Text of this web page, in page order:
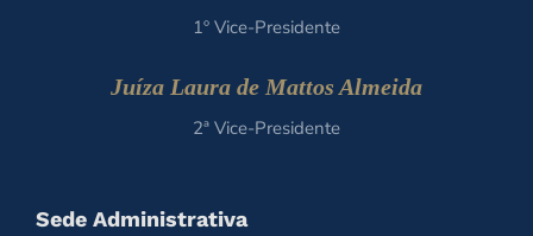
1º Vice-Presidente
Juíza Laura de Mattos Almeida
2ª Vice-Presidente
Sede Administrativa